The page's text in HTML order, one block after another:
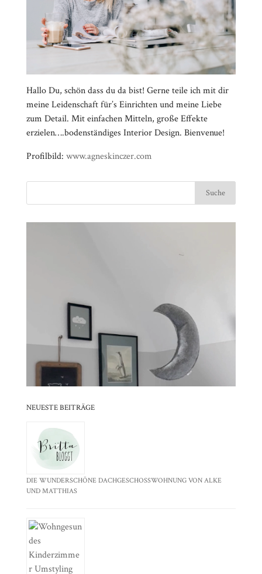
Hallo Du, schön dass du da bist! Gerne teile ich mit dir
meine Leidenschaft für’s Einrichten und meine Liebe
zum Detail. Mit einfachen Mitteln, große Effekte
erzielen….bodenständiges Interior Design. Bienvenue!
Profilbild: www.agneskinczer.com
⠀⠀⠀⠀⠀⠀⠀⠀⠀⠀⠀⠀⠀⠀⠀⠀⠀⠀⠀⠀⠀⠀⠀⠀⠀⠀⠀⠀⠀
⠀⠀⠀⠀⠀⠀⠀⠀⠀⠀⠀⠀⠀⠀⠀⠀⠀⠀⠀⠀⠀⠀
⠀⠀⠀⠀⠀⠀⠀⠀⠀⠀⠀⠀⠀⠀⠀⠀⠀⠀⠀⠀⠀⠀⠀⠀⠀⠀⠀⠀⠀
⠀⠀⠀⠀⠀⠀⠀⠀⠀⠀⠀⠀⠀⠀⠀⠀⠀⠀⠀⠀⠀⠀
NEUESTE BEITRÄGE
DIE WUNDERSCHÖNE DACHGESCHOSSWOHNUNG VON ALKE
UND MATTHIAS